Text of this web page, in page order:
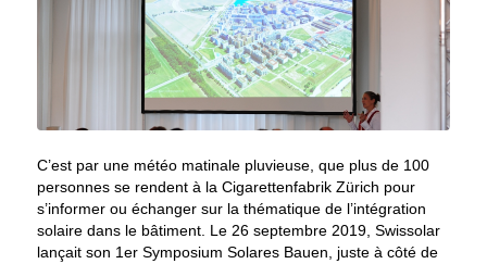
C’est par une météo matinale pluvieuse, que plus de 100
personnes se rendent à la Cigarettenfabrik Zürich pour
s’informer ou échanger sur la thématique de l’intégration
solaire dans le bâtiment. Le 26 septembre 2019, Swissolar
lançait son 1er Symposium Solares Bauen, juste à côté de